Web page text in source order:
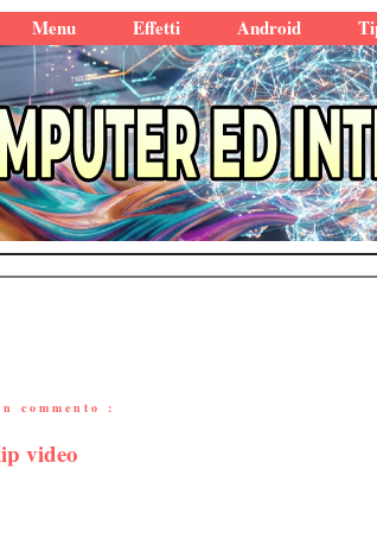
Menu Effetti Android
commento :
video